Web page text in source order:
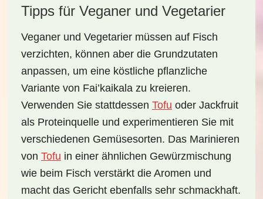
Tipps für Veganer und Vegetarier
Veganer und Vegetarier müssen auf Fisch
verzichten, können aber die Grundzutaten
anpassen, um eine köstliche pflanzliche
Variante von Fai’kaikalazu kreieren.
Verwenden Sie stattdessen Tofu oder Jackfruit
als Proteinquelle und experimentieren Sie mit
verschiedenen Gemüsesorten. Das Marinieren
von Tofu in einer ähnlichen Gewürzmischung
wie beim Fisch verstärkt die Aromen und
macht das Gericht ebenfalls sehr schmackhaft.